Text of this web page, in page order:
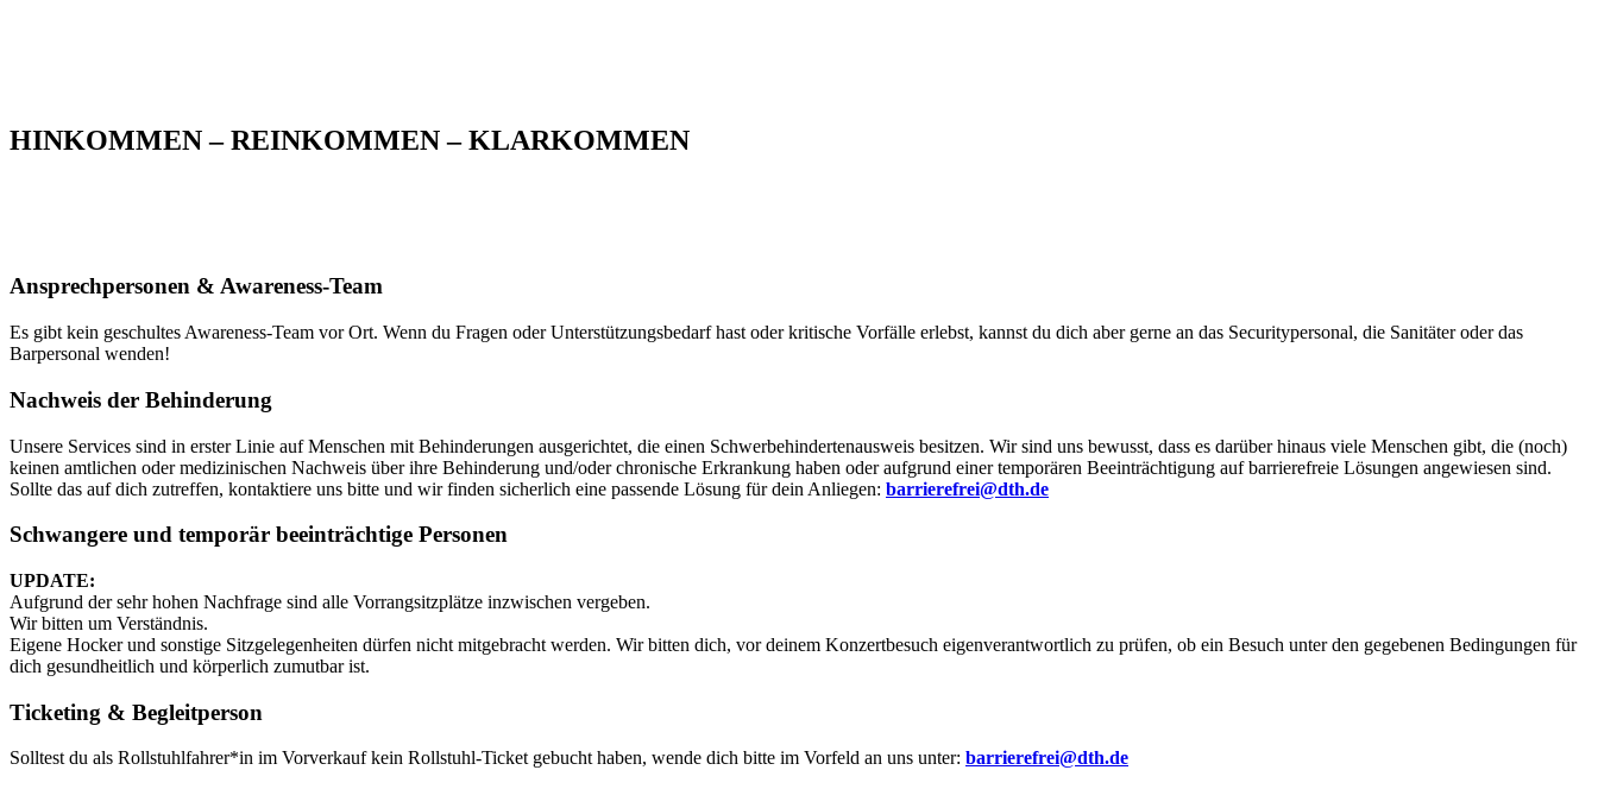
HINKOMMEN – REINKOMMEN – KLARKOMMEN
Ansprechpersonen & Awareness-Team
Es gibt kein geschultes Awareness-Team vor Ort. Wenn du Fragen oder Unterstützungsbedarf hast oder kritische Vorfälle erlebst, kannst du dich aber gerne an das Securitypersonal, die Sanitäter oder das
Barpersonal wenden!
Nachweis der Behinderung
Unsere Services sind in erster Linie auf Menschen mit Behinderungen ausgerichtet, die einen Schwerbehindertenausweis besitzen. Wir sind uns bewusst, dass es darüber hinaus viele Menschen gibt, die (noch)
keinen amtlichen oder medizinischen Nachweis über ihre Behinderung und/oder chronische Erkrankung haben oder aufgrund einer temporären Beeinträchtigung auf barrierefreie Lösungen angewiesen sind.
Sollte das auf dich zutreffen, kontaktiere uns bitte und wir finden sicherlich eine passende Lösung für dein Anliegen: barrierefrei@dth.de
Schwangere und temporär beeinträchtige Personen
UPDATE:
Aufgrund der sehr hohen Nachfrage sind alle Vorrangsitzplätze inzwischen vergeben.
Wir bitten um Verständnis.
Eigene Hocker und sonstige Sitzgelegenheiten dürfen nicht mitgebracht werden. Wir bitten dich, vor deinem Konzertbesuch eigenverantwortlich zu prüfen, ob ein Besuch unter den gegebenen Bedingungen für
dich gesundheitlich und körperlich zumutbar ist.
Ticketing & Begleitperson
Solltest du als Rollstuhlfahrer*in im Vorverkauf kein Rollstuhl-Ticket gebucht haben, wende dich bitte im Vorfeld an uns unter: barrierefrei@dth.de